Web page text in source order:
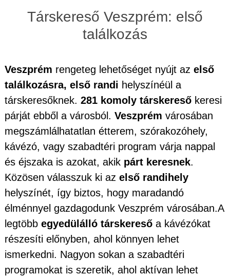
Társkereső Veszprém: első
találkozás
Veszprém rengeteg lehetőséget nyújt az első
találkozásra, első randi helyszínéül a
társkeresőknek. 281 komoly társkereső keresi
párját ebből a városból. Veszprém városában
megszámlálhatatlan étterem, szórakozóhely,
kávézó, vagy szabadtéri program várja nappal
és éjszaka is azokat, akik párt keresnek.
Közösen válasszuk ki az első randihely
helyszínét, így biztos, hogy maradandó
élménnyel gazdagodunk Veszprém városában.A
legtöbb egyedülálló társkereső a kávézókat
részesíti előnyben, ahol könnyen lehet
ismerkedni. Nagyon sokan a szabadtéri
programokat is szeretik, ahol aktívan lehet